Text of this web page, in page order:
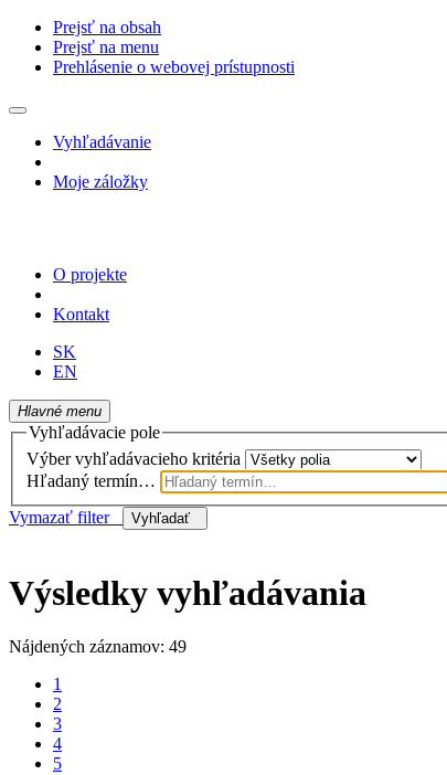
Prejsť na obsah
Prejsť na menu
Prehlásenie o webovej prístupnosti
Vyhľadávanie
Moje záložky
O projekte
Kontakt
SK
EN
Hlavné menu
Vyhľadávacie pole
Výber vyhľadávacieho kritéria
Hľadaný termín…
Vymazať filter
Vyhľadať
Výsledky vyhľadávania
Nájdených záznamov: 49
1
2
3
4
5